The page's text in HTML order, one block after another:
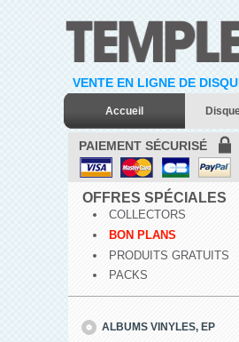
VENTE EN LIGNE DE
Accueil
PAIEMENT SÉCURISÉ
OFFRES SPÉCIALES
COLLECTORS
BON PLANS
PRODUITS GRATUITS
PACKS
ALBUMS VINYLES, EP